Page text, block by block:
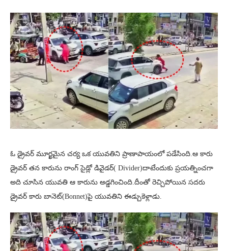
ఓ డ్రైవర్ మూర్ఖమైన చర్య ఒక యువతిని ప్రాణాపాయంలో పడేసింది.ఆ కారు
డ్రైవర్ తన కారును రాంగ్ సైడ్లో డివైడర్( Divider)దాటేందుకు ప్రయత్నించగా
అది చూసిన యువతి ఆ కారును అడ్డగించింది.దీంతో రెచ్చిపోయిన సదరు
డ్రైవర్ కారు బానెట్(Bonnet)పై యువతిని ఈడ్చుకెళ్లాడు.